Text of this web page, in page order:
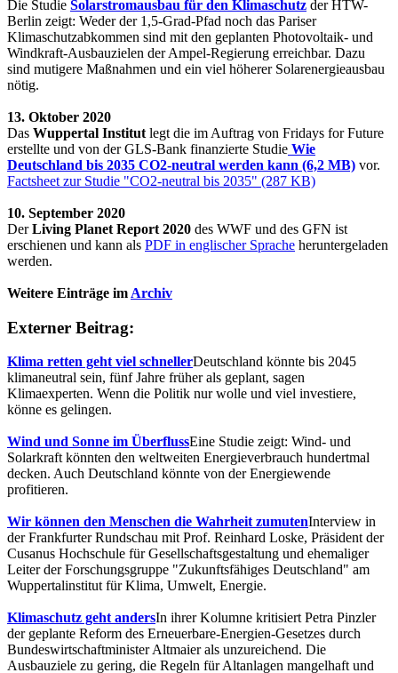
Die Studie Solarstromausbau für den Klimaschutz der HTW-
Berlin zeigt: Weder der 1,5-Grad-Pfad noch das Pariser
Klimaschutzabkommen sind mit den geplanten Photovoltaik- und
Windkraft-Ausbauzielen der Ampel-Regierung erreichbar. Dazu
sind mutigere Maßnahmen und ein viel höherer Solarenergieausbau
nötig.
13. Oktober 2020
Das Wuppertal Institut legt die im Auftrag von Fridays for Future
erstellte und von der GLS-Bank finanzierte Studie Wie
Deutschland bis 2035 CO2-neutral werden kann (6,2 MB) vor.
Factsheet zur Studie "CO2-neutral bis 2035" (287 KB)
10. September 2020
DerLiving Planet Report 2020 des WWF und des GFN ist
erschienen und kann als PDF in englischer Sprache heruntergeladen
werden.
Weitere Einträge im Archiv
Externer Beitrag:
Klima retten geht viel schnellerDeutschland könnte bis 2045
klimaneutral sein, fünf Jahre früher als geplant, sagen
Klimaexperten. Wenn die Politik nur wolle und viel investiere,
könne es gelingen.
Wind und Sonne im ÜberflussEine Studie zeigt: Wind- und
Solarkraft könnten den weltweiten Energieverbrauch hundertmal
decken. Auch Deutschland könnte von der Energiewende
profitieren.
Wir können den Menschen die Wahrheit zumutenInterview in
der Frankfurter Rundschau mit Prof. Reinhard Loske, Präsident der
Cusanus Hochschule für Gesellschaftsgestaltung und ehemaliger
Leiter der Forschungsgruppe "Zukunftsfähiges Deutschland" am
Wuppertalinstitut für Klima, Umwelt, Energie.
Klimaschutz geht andersIn ihrer Kolumne kritisiert Petra Pinzler
der geplante Reform des Erneuerbare-Energien-Gesetzes durch
Bundeswirtschaftminister Altmaier als unzureichend. Die
Ausbauziele zu gering, die Regeln für Altanlagen mangelhaft und